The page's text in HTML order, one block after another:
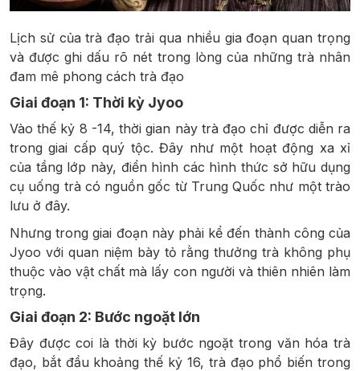
Lịch sử của trà đạo trải qua nhiều gia đoạn quan trọng
và được ghi dấu rõ nét trong lòng của những trà nhân
đam mê phong cách trà đạo
Giai đoạn 1: Thời kỳ Jyoo
Vào thế kỷ 8 -14, thời gian này trà đạo chỉ được diễn ra
trong giai cấp quý tộc. Đây như một hoạt động xa xỉ
của tầng lớp này, điển hình các hình thức sở hữu dụng
cụ uống trà có nguồn gốc từ Trung Quốc như một trào
lưu ở đây.
Nhưng trong giai đoạn này phải kể đến thành công của
Jyoo với quan niệm bày tỏ rằng thưởng trà không phụ
thuộc vào vật chất mà lấy con người và thiên nhiên làm
trọng.
Giai đoạn 2: Bước ngoặt lớn
Đây được coi là thời kỳ bước ngoặt trong văn hóa trà
đạo, bắt đầu khoảng thế kỷ 16, trà đạo phổ biến trong